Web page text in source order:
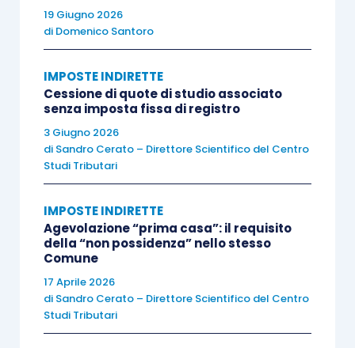
assoggettata la locazione immobiliare parte del
rent to buy.
In caso diconcedente soggetto Iva
locazione ha ad oggetto fabbricati abitativi
l’imposta di registro è proporzionale (con aliquota
del 2%) se la locazione è esente Iva, fissa (200
euro) se è imponibile; se ha ad oggetto invece
aliquota dell’1%) sia che la locazione sia esente
Iva che imponibile.
Se invece ilconcedente non è un soggetto Iva
l’imposta di registro è sempre proporzionale, con
l’aliquota del 2%, salva l’opzione, se possibile, per
19 Giugno 2026
di Domenico Santoro
IMPOSTE INDIRETTE
Cessione di quote di studio associato
senza imposta fissa di registro
3 Giugno 2026
di Sandro Cerato – Direttore Scientifico del Centro
Studi Tributari
IMPOSTE INDIRETTE
Agevolazione “prima casa”: il requisito
della “non possidenza” nello stesso
Comune
17 Aprile 2026
di Sandro Cerato – Direttore Scientifico del Centro
Studi Tributari